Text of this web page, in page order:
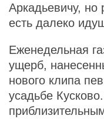
Аркадьевичу, но
есть далеко
Еженедельная
ущерб,
нового клипа
усадьбе